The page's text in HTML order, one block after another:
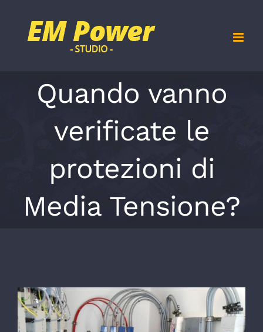
contenuto
Quando vanno
verificate le
protezioni di
Media Tensione?
Ingrandisci
immagine